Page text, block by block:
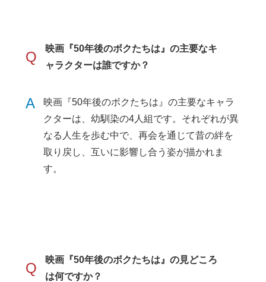
Q
映画『50年後のボクたちは』の主要なキ
ャラクターは誰ですか？
A
映画『50年後のボクたちは』の主要なキャラ
クターは、幼馴染の4人組です。それぞれが異
なる人生を歩む中で、再会を通じて昔の絆を
取り戻し、互いに影響し合う姿が描かれま
す。
Q
映画『50年後のボクたちは』の見どころ
は何ですか？